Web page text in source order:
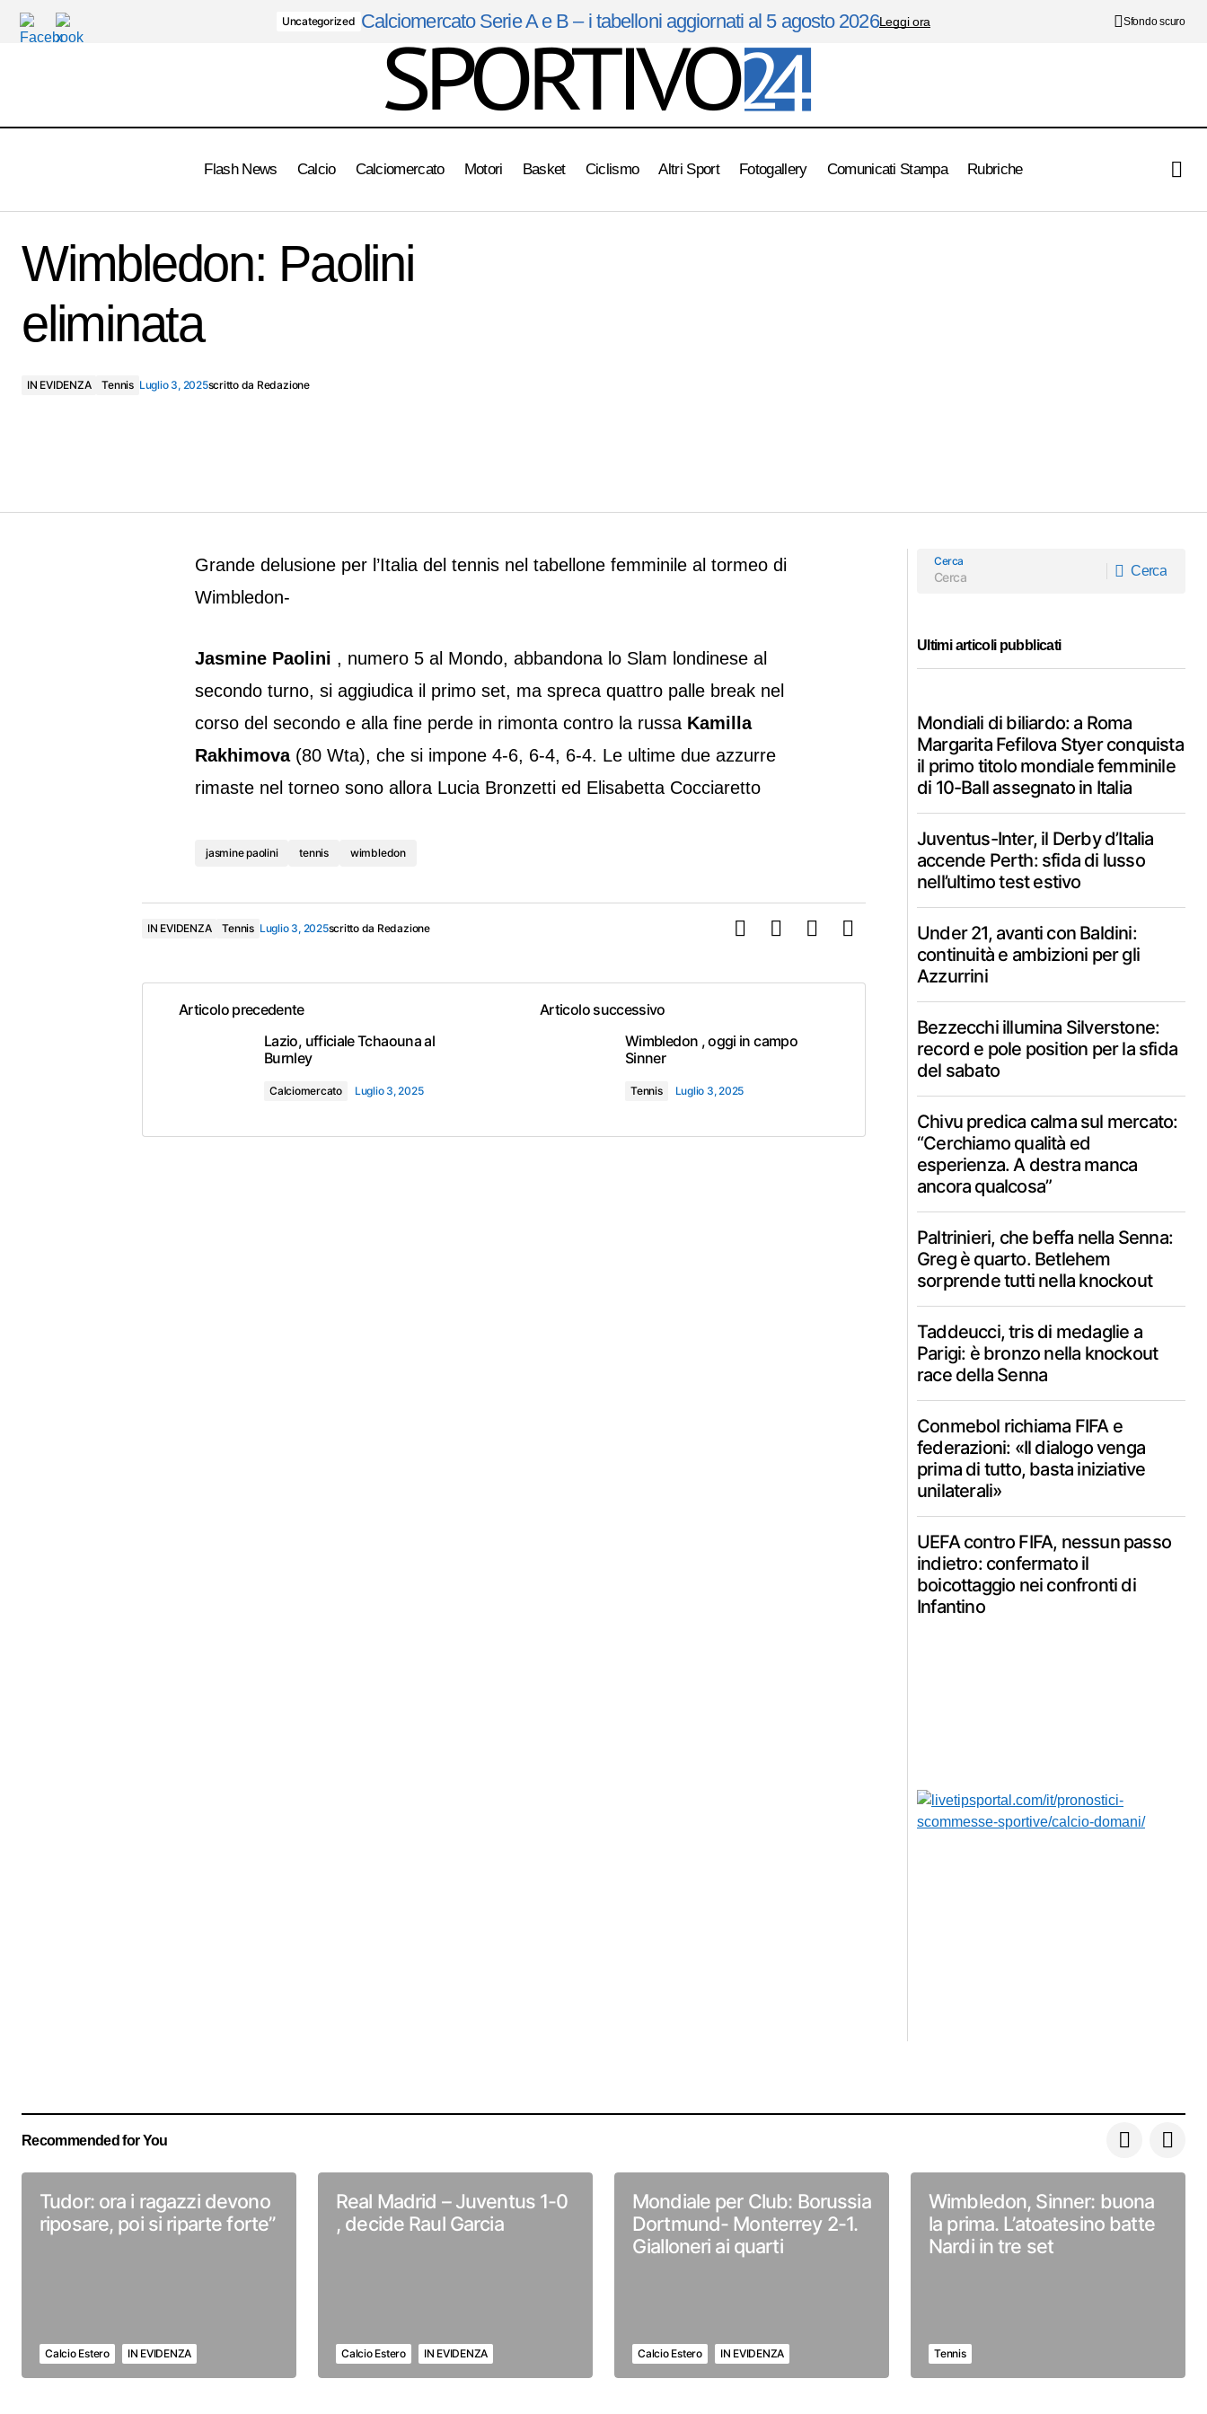
Uncategorized Calciomercato Serie A e B – i tabelloni aggiornati al 5 agosto 2026Leggi ora Sfondo scuro
Flash News Calcio Calciomercato Motori Basket Ciclismo Altri Sport Fotogallery Comunicati Stampa Rubriche
Wimbledon: Paolini
eliminata
IN EVIDENZA Tennis Luglio 3, 2025scritto da Redazione
Grande delusione per l’Italia del tennis nel tabellone femminile al tormeo di
Wimbledon-
Jasmine Paolini , numero 5 al Mondo, abbandona lo Slam londinese al
secondo turno, si aggiudica il primo set, ma spreca quattro palle break nel
corso del secondo e alla fine perde in rimonta contro la russa Kamilla
Rakhimova (80 Wta), che si impone 4-6, 6-4, 6-4. Le ultime due azzurre
rimaste nel torneo sono allora Lucia Bronzetti ed Elisabetta Cocciaretto
jasmine paolini tennis wimbledon
IN EVIDENZA Tennis Luglio 3, 2025scritto da Redazione
Articolo precedente
Lazio, ufficiale Tchaouna al
Burnley
Calciomercato Luglio 3, 2025
Articolo successivo
Wimbledon , oggi in campo
Sinner
Tennis Luglio 3, 2025
Cerca
Cerca
Ultimi articoli pubblicati
Mondiali di biliardo: a Roma
Margarita Fefilova Styer conquista
il primo titolo mondiale femminile
di 10-Ball assegnato in Italia
Juventus-Inter, il Derby d’Italia
accende Perth: sfida di lusso
nell’ultimo test estivo
Under 21, avanti con Baldini:
continuità e ambizioni per gli
Azzurrini
Bezzecchi illumina Silverstone:
record e pole position per la sfida
del sabato
Chivu predica calma sul mercato:
“Cerchiamo qualità ed
esperienza. A destra manca
ancora qualcosa”
Paltrinieri, che beffa nella Senna:
Greg è quarto. Betlehem
sorprende tutti nella knockout
Taddeucci, tris di medaglie a
Parigi: è bronzo nella knockout
race della Senna
Conmebol richiama FIFA e
federazioni: «Il dialogo venga
prima di tutto, basta iniziative
unilaterali»
UEFA contro FIFA, nessun passo
indietro: confermato il
boicottaggio nei confronti di
Infantino
Recommended for You
Tudor: ora i ragazzi devono
riposare, poi si riparte forte”
Calcio Estero IN EVIDENZA
Real Madrid – Juventus 1-0
, decide Raul Garcia
Calcio Estero IN EVIDENZA
Mondiale per Club: Borussia
Dortmund- Monterrey 2-1.
Gialloneri ai quarti
Calcio Estero IN EVIDENZA
Wimbledon, Sinner: buona
la prima. L’atoatesino batte
Nardi in tre set
Tennis